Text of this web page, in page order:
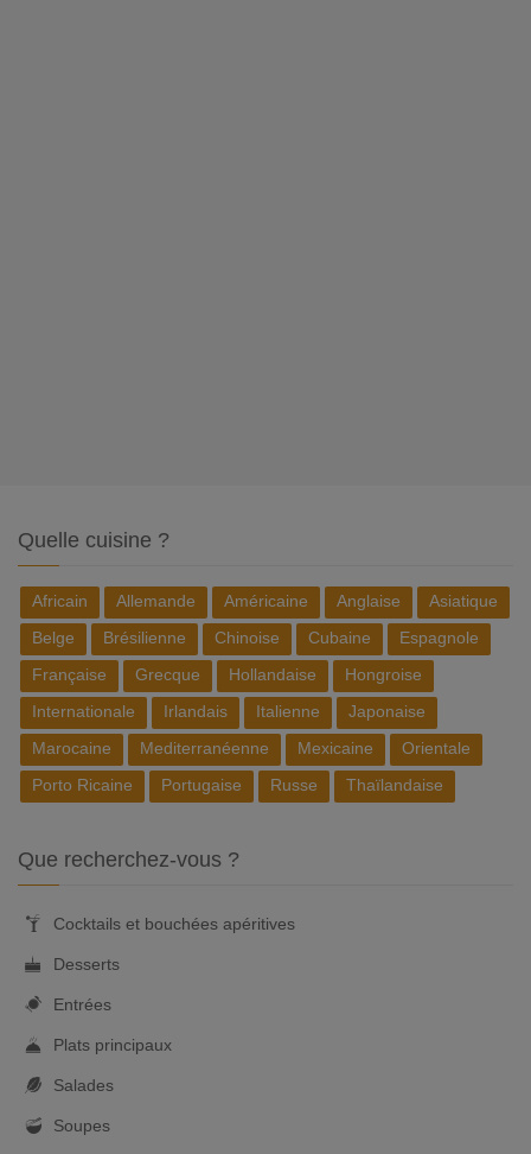
Quelle cuisine ?
Africain Allemande Américaine Anglaise
Asiatique
Belge
Brésilienne Chinoise Cubaine
Espagnole
Française
Grecque Hollandaise
Hongroise
Internationale
Irlandais Italienne
Japonaise
Marocaine
Mediterranéenne Mexicaine
Orientale
Porto Ricaine
Portugaise Russe Thaïlandaise
Que recherchez-vous ?
Cocktails et bouchées apéritives
Desserts
Entrées
Plats principaux
Salades
Soupes